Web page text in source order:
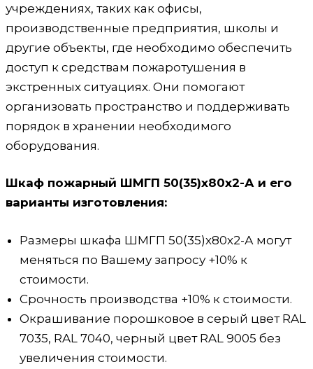
учреждениях, таких как офисы,
производственные предприятия, школы и
другие объекты, где необходимо обеспечить
доступ к средствам пожаротушения в
экстренных ситуациях. Они помогают
организовать пространство и поддерживать
порядок в хранении необходимого
оборудования.
Шкаф пожарный ШМГП 50(35)x80x2-А и его
варианты изготовления:
Размеры шкафа ШМГП 50(35)х80х2-А могут
меняться по Вашему запросу +10% к
стоимости.
Срочность производства +10% к стоимости.
Окрашивание порошковое в серый цвет RAL
7035, RAL 7040, черный цвет RAL 9005 без
увеличения стоимости.